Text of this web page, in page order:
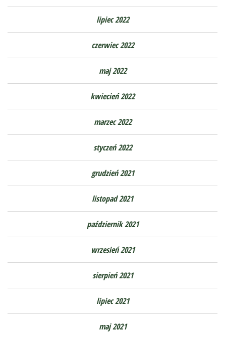
lipiec 2022
czerwiec 2022
maj 2022
kwiecień 2022
marzec 2022
styczeń 2022
grudzień 2021
listopad 2021
październik 2021
wrzesień 2021
sierpień 2021
lipiec 2021
maj 2021